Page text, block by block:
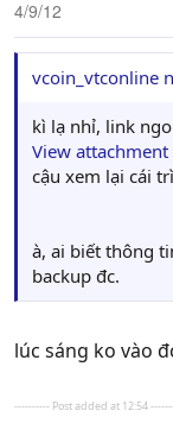
4/9/12
vcoin_vtconline
kì lạ nhỉ, link
View
cậu xem lại cái
à, ai biết thông
backup đc.
lúc sáng ko vào
---------- Post added at 12:54